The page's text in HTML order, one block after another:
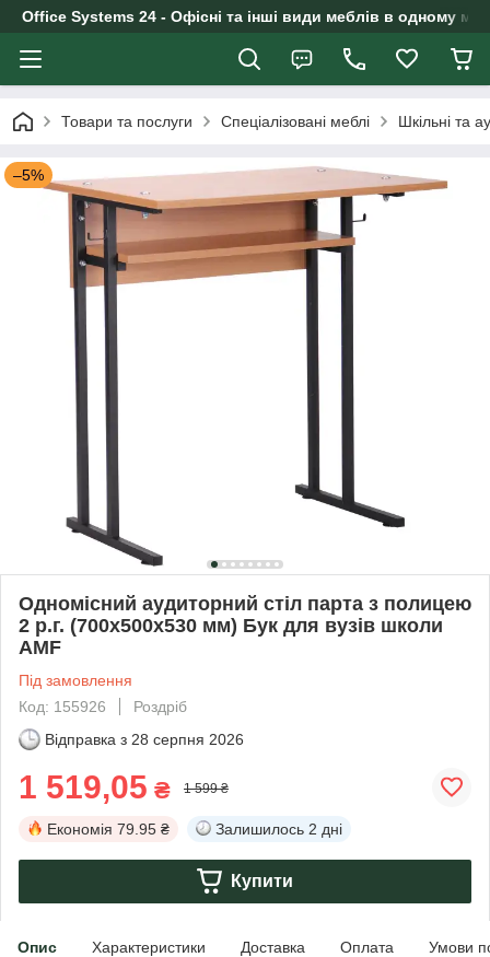
Office Systems 24 - Офісні та інші види меблів в одному
Товари та послуги Спеціалізовані меблі Шкільні та
–5%
Одномісний аудиторний стіл парта з полицею
2 р.г. (700х500х530 мм) Бук для вузів школи
AMF
Під замовлення
Код: 155926
Роздріб
Відправка з 28 серпня 2026
1 519,05 ₴ 1 599 ₴
Економія 79.95 ₴ Залишилось 2 дні
Купити
Опис Характеристики Доставка Оплата Умови